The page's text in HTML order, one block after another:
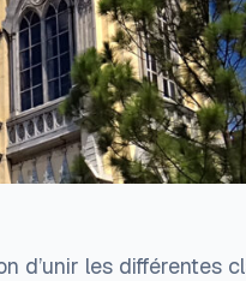
d’unir les différentes